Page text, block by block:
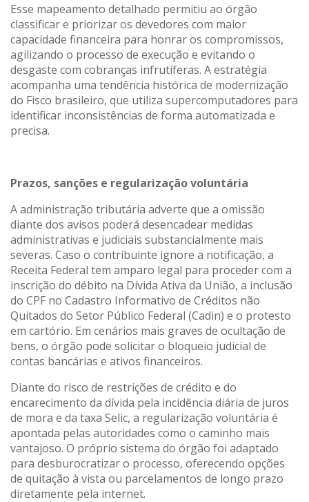
Esse mapeamento detalhado permitiu ao órgão
classificar e priorizar os devedores com maior
capacidade financeira para honrar os compromissos,
agilizando o processo de execução e evitando o
desgaste com cobranças infrutíferas. A estratégia
acompanha uma tendência histórica de modernização
do Fisco brasileiro, que utiliza supercomputadores para
identificar inconsistências de forma automatizada e
precisa.
Prazos, sanções e regularização voluntária
A administração tributária adverte que a omissão
diante dos avisos poderá desencadear medidas
administrativas e judiciais substancialmente mais
severas. Caso o contribuinte ignore a notificação, a
Receita Federal tem amparo legal para proceder com a
inscrição do débito na Dívida Ativa da União, a inclusão
do CPF no Cadastro Informativo de Créditos não
Quitados do Setor Público Federal (Cadin) e o protesto
em cartório. Em cenários mais graves de ocultação de
bens, o órgão pode solicitar o bloqueio judicial de
contas bancárias e ativos financeiros.
Diante do risco de restrições de crédito e do
encarecimento da dívida pela incidência diária de juros
de mora e da taxa Selic, a regularização voluntária é
apontada pelas autoridades como o caminho mais
vantajoso. O próprio sistema do órgão foi adaptado
para desburocratizar o processo, oferecendo opções
de quitação à vista ou parcelamentos de longo prazo
diretamente pela internet.